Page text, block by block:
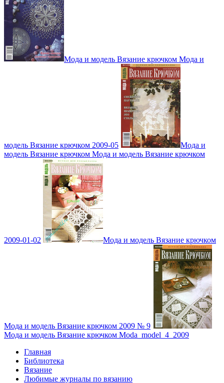
Мода и модель Вязание крючком Мода и
модель Вязание крючком 2009-05
Мода и
модель Вязание крючком Мода и модель Вязание крючком
2009-01-02 Мода и модель Вязание крючком
Мода и модель Вязание крючком 2009 № 9
Мода и модель Вязание крючком Moda_model_4_2009
Главная
Библиотека
Вязание
Любимые журналы по вязанию